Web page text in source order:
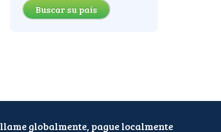
Buscar su país
llame globalmente, pague localmente